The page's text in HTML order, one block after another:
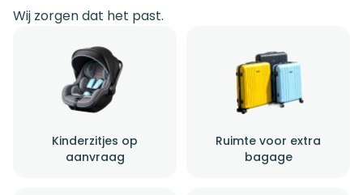
Wij zorgen dat het past.
Kinderzitjes op
aanvraag
Ruimte voor extra
bagage